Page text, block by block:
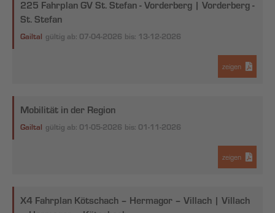
225 Fahrplan GV St. Stefan - Vorderberg | Vorderberg -
St. Stefan
Gailtal gültig ab: 07-04-2026 bis: 13-12-2026
zeigen
Mobilität in der Region
Gailtal gültig ab: 01-05-2026 bis: 01-11-2026
zeigen
X4 Fahrplan Kötschach – Hermagor – Villach | Villach